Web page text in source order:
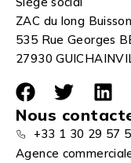
ZAC du long
535 Rue Georges
27930
Nous
+33 1 30 29 57
Agence